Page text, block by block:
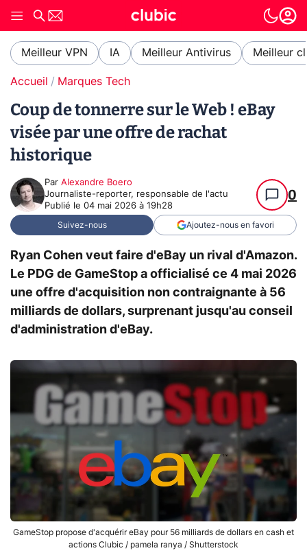
Meilleur VPN IA Meilleur Antivirus Meilleur
Accueil Marques Tech
Coup de tonnerre sur le Web ! eBay
visée par une offre de rachat
historique
Par Alexandre Boero
Journaliste-reporter, responsable de l'actu
Publié le 04 mai 2026 à 19h28
0
Suivez-nous Ajoutez-nous en favori
Ryan Cohen veut faire d'eBay un rival d'Amazon.
Le PDG de GameStop a officialisé ce 4 mai 2026
une offre d'acquisition non contraignante à 56
milliards de dollars, surprenant jusqu'au conseil
d'administration d'eBay.
GameStop propose d'acquérir eBay pour 56 milliards de dollars en cash et
actions Clubic / pamela ranya / Shutterstock